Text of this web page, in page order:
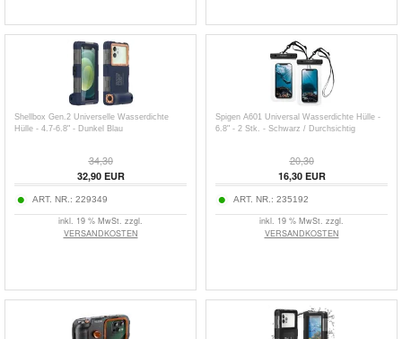
Shellbox Gen.2 Universelle Wasserdichte
Hülle - 4.7-6.8" - Dunkel Blau
34,30
32,90EUR
ART. NR.: 229349
inkl. 19 % MwSt. zzgl.
VERSANDKOSTEN
Spigen A601 Universal Wasserdichte Hülle -
6.8" - 2 Stk. - Schwarz / Durchsichtig
20,30
16,30EUR
ART. NR.: 235192
inkl. 19 % MwSt. zzgl.
VERSANDKOSTEN